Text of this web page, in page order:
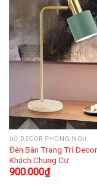
ĐỒ DECOR PHÒNG NGỦ
Đèn Bàn Trang Trí
Khách Chung Cư
900.000₫